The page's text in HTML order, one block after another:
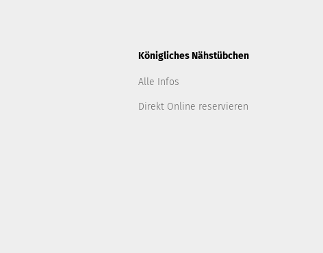
Königliches Nähstübchen
Alle Infos
Direkt Online reservieren